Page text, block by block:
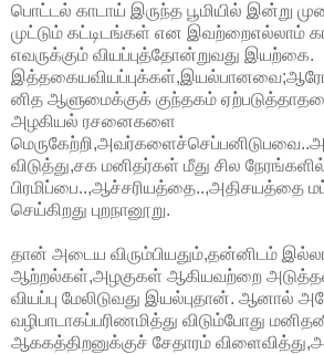
பொட்டல் காடாய் இருந்த பூமியில் இன்று
முட்டும் கட்டிடங்கள் என இவற்றைஎல்லாம்
எவருக்கும் வியப்புத்தோன்றுவது இயற்கை.
இத்தகையவியப்புக்கள்,இயல்பானவை;
னித ஆளுமைக்குக் குந்தகம்
அழகியல் ரசனைகளை
மெருகேற்றி,அவர்களைச்செப்பனிடுபவை..
விடுத்து,சக மனிதர்கள் மீது சில
பிரமிப்பை..,ஆச்சரியத்தை..,அதிசயத்தை
செய்கிறது புறநானூறு.
தான் அடைய விரும்பியதும்,தன்னிடம்
ஆற்றல்கள்,அழகுகள் ஆகியவற்றை
வியப்பு மேலிடுவது இயல்புதான். ஆனால் அதே
வழிபாடாகப்பரிணமித்து விடும்போது
ஆககத்திறனுக்குச் சேதாரம் விளைவித்து,